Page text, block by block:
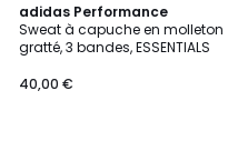
adidas Performance
Sweat à capuche en molleton
gratté, 3 bandes, ESSENTIALS
40,00 €
4
/
5